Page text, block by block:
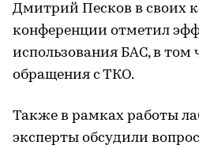
Дмитрий Песков в своих
конференции отметил
использования БАС, в том
обращения с ТКО.
Также в рамках работы
эксперты обсудили